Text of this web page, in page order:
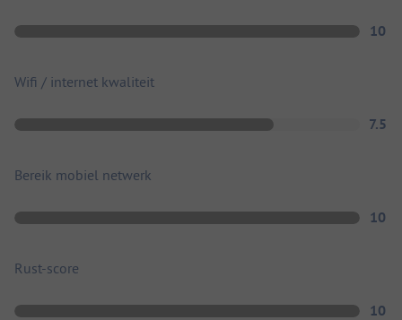
10
Wifi / internet kwaliteit
7.5
Bereik mobiel netwerk
10
Rust-score
10